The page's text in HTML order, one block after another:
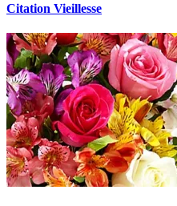
Citation Vieillesse